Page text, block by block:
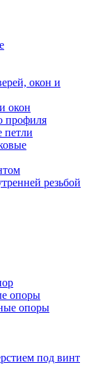
окон и
окон
профиля
петли
резьбой
опоры
опоры
под винт